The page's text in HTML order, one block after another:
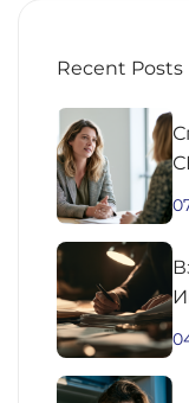
Recent Posts